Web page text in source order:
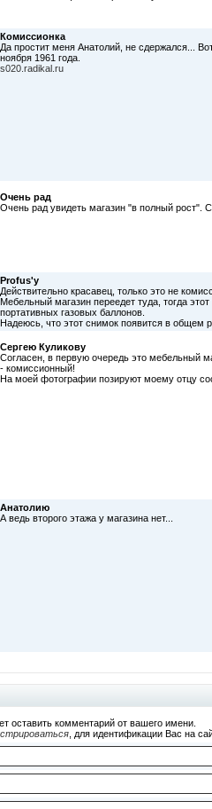
Комиссионка
Да простит меня Анатолий, не сдержался...
ноября 1961 года.
s020.radikal.ru
Очень рад
Очень рад увидеть магазин "в полный рост".
Profus'у
Действительно красавец, только это не
Мебельный магазин переедет туда, тогда
портативных газовых баллонов.
Надеюсь, что этот снимок появится в общем
Сергею Куликову
Согласен, в первую очередь это мебельный
- комиссионный!
На моей фотографии позируют моему отцу
Анатолию
А ведь второго этажа у магазина нет...
оставить комментарий от вашего имени.
, для идентификации Вас на